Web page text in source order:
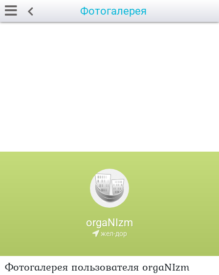
Фотогалерея
orgaNIzm
жел-дор
Фотогалерея пользователя orgaNIzm